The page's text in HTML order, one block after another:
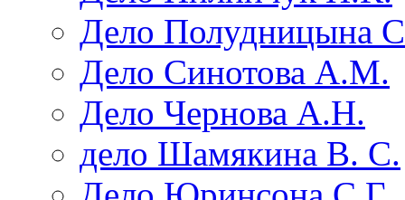
Дело Полудницына
Дело Синотова А.М.
Дело Чернова А.Н.
дело Шамякина В. С.